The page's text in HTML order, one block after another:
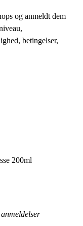
og anmeldt dem
betingelser,
200ml
anmeldelser